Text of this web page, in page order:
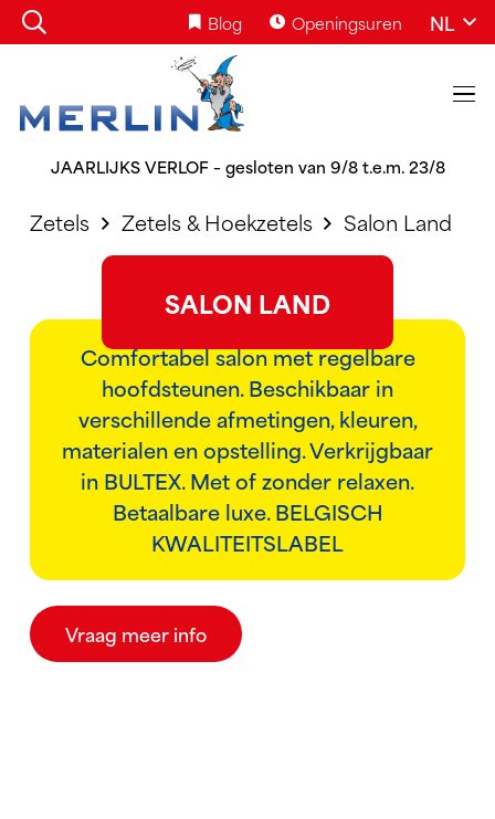
Blog Openingsuren NL
JAARLIJKS VERLOF – gesloten van 9/8 t.e.m. 23/8
Zetels Zetels & Hoekzetels Salon Land
SALON LAND
Comfortabel salon met regelbare
hoofdsteunen. Beschikbaar in
verschillende afmetingen, kleuren,
materialen en opstelling. Verkrijgbaar
in BULTEX. Met of zonder relaxen.
Betaalbare luxe. BELGISCH
KWALITEITSLABEL
Vraag meer info